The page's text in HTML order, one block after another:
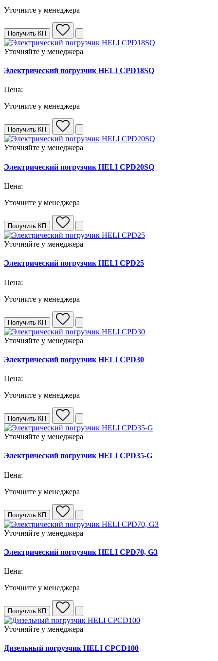
Уточните у менеджера
Получить КП
Уточняйте у менеджера
Электрический погрузчик HELI CPD18SQ
Цена:
Уточните у менеджера
Получить КП
Уточняйте у менеджера
Электрический погрузчик HELI CPD20SQ
Цена:
Уточните у менеджера
Получить КП
Уточняйте у менеджера
Электрический погрузчик HELI CPD25
Цена:
Уточните у менеджера
Получить КП
Уточняйте у менеджера
Электрический погрузчик HELI CPD30
Цена:
Уточните у менеджера
Получить КП
Уточняйте у менеджера
Электрический погрузчик HELI CPD35-G
Цена:
Уточните у менеджера
Получить КП
Уточняйте у менеджера
Электрический погрузчик HELI CPD70, G3
Цена:
Уточните у менеджера
Получить КП
Уточняйте у менеджера
Дизельный погрузчик HELI CPCD100